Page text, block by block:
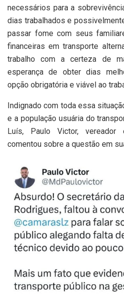
necessários para a
dias trabalhados e
passar fome com seus
financeiras em transporte
trabalho com a certeza de
esperança de obter dias
opção obrigatória e viável ao
Indignado com toda essa
e a população usuária do
Luís, Paulo Victor, vereador
comentou sobre a questão em